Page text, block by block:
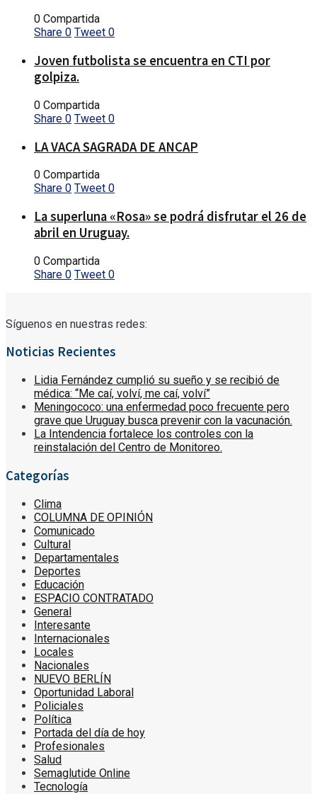
0 Compartida
Share 0 Tweet 0
Joven futbolista se encuentra en CTI por
golpiza.
0 Compartida
Share 0 Tweet 0
LA VACA SAGRADA DE ANCAP
0 Compartida
Share 0 Tweet 0
La superluna «Rosa» se podrá disfrutar el 26 de
abril en Uruguay.
0 Compartida
Share 0 Tweet 0
Síguenos en nuestras redes:
Noticias Recientes
Lidia Fernández cumplió su sueño y se recibió de
médica: “Me caí, volví, me caí, volví”
Meningococo: una enfermedad poco frecuente pero
grave que Uruguay busca prevenir con la vacunación.
La Intendencia fortalece los controles con la
reinstalación del Centro de Monitoreo.
Categorías
Clima
COLUMNA DE OPINIÓN
Comunicado
Cultural
Departamentales
Deportes
Educación
ESPACIO CONTRATADO
General
Interesante
Internacionales
Locales
Nacionales
NUEVO BERLÍN
Oportunidad Laboral
Policiales
Política
Portada del día de hoy
Profesionales
Salud
Semaglutide Online
Tecnología